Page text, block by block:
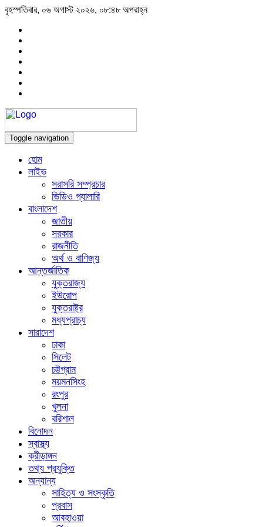
বৃহস্পতিবার, ০৬ অগাস্ট ২০২৬, ০৮:৪৮ অপরাহ্ন
Toggle navigation
হোম
লাইভ
সরাসরি সম্প্রচার
ভিডিও গ্যালারি
বাংলাদেশ
জাতীয়
সরকার
রাজনীতি
অর্থ ও বাণিজ্য
আন্তর্জাতিক
যুক্তরাজ্য
ইউরোপ
যুক্তরাষ্ট্র
মধ্যপ্রাচ্য
সারাদেশ
ঢাকা
সিলেট
চট্টগ্রাম
ময়মনসিংহ
রংপুর
খুলনা
বরিশাল
বিনোদন
স্বাস্থ্য
ক্রীড়াঙ্গন
তথ্য প্রযুক্তি
অন্যান্য
সাহিত্য ও সংস্কৃতি
প্রবাস
আবহাওয়া